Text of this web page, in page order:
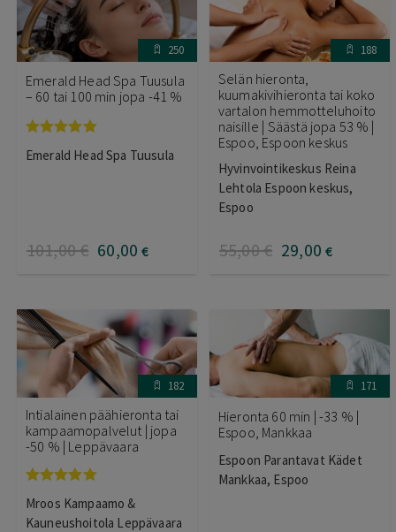
250
Emerald Head Spa Tuusula
– 60 tai 100 min jopa -41 %
tuotteesta:
Emerald Head Spa Tuusula
101,00€ 60,00 €
188
Selän hieronta,
kuumakivihieronta tai koko
vartalon hemmotteluhoito
naisille | Säästä jopa 53 % |
Espoo, Espoon keskus
Hyvinvointikeskus Reina
Lehtola Espoon keskus,
Espoo
55,00€ 29,00 €
182
Intialainen päähieronta tai
kampaamopalvelut | jopa
-50 % | Leppävaara
tuotteesta:
5.00/ 5
Mroos Kampaamo &
Kauneushoitola Leppävaara
171
Hieronta 60 min | -33 % |
Espoo, Mankkaa
Espoon Parantavat Kädet
Mankkaa, Espoo